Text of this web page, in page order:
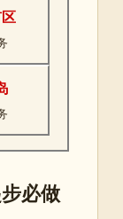
必做